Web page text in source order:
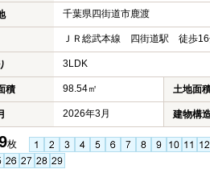
千葉県四街道市鹿渡
ＪＲ総武本線 四街道駅 徒歩
3LDK
積 98.54㎡ 土地面
2026年3月 建物構
枚